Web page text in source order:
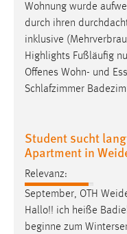
Wohnung wurde
durch ihren
inklusive
Highlights Fußläufig
Offenes Wohn- und
Schlafzimmer
Student sucht
Apartment in
Relevanz:
September, OTH
Hallo!! ich heiße
beginne zum